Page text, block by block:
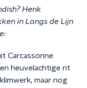
Henk
in Langs de Lijn
Carcassonne
heuvelachtige rit
maar nog